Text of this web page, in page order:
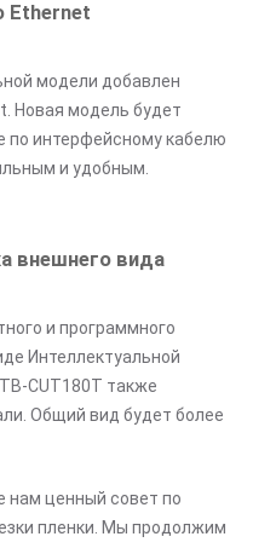
Ethernet
модели добавлен
Новая модель будет
интерфейсному кабелю
и удобным.
внешнего вида
и программного
Интеллектуальной
CUT180T также
Общий вид будет более
нам ценный совет по
пленки. Мы продолжим